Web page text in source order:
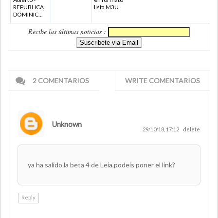
REPUBLICA
DOMINIC...
lista M3U
Recibe las últimas noticias :
2 COMENTARIOS WRITE COMENTARIOS
Unknown
29/10/18, 17:12 delete
ya ha salido la beta 4 de Leia,podeis poner el link?
Reply